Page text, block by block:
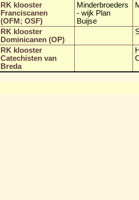
RK klooster
Franciscanen
(OFM; OSF)
Minderbroeders
- wijk Plan
Buijse
RK klooster
Dominicanen (OP)
RK klooster
Catechisten van
Breda